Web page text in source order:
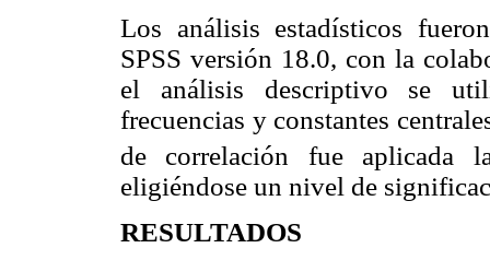
Los análisis estadísticos
SPSS versión 18.0, con la
el análisis descriptivo se
frecuencias y constantes
de correlación fue aplicada
eligiéndose un nivel de
RESULTADOS